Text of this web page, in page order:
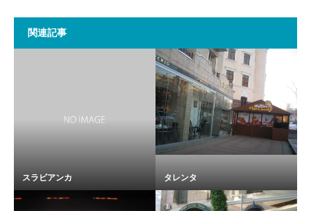
関連記事
スラビアンカ タレンタ